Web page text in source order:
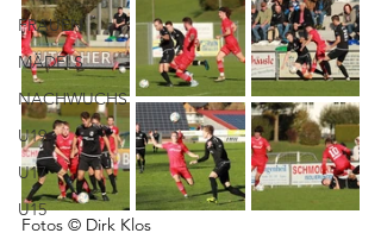
FRAUEN
MÄDELS
NACHWUCHS
U19
U17
U15
Fotos © Dirk Klos